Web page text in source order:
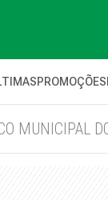
PROMOÇÕES
MUNICIPAL